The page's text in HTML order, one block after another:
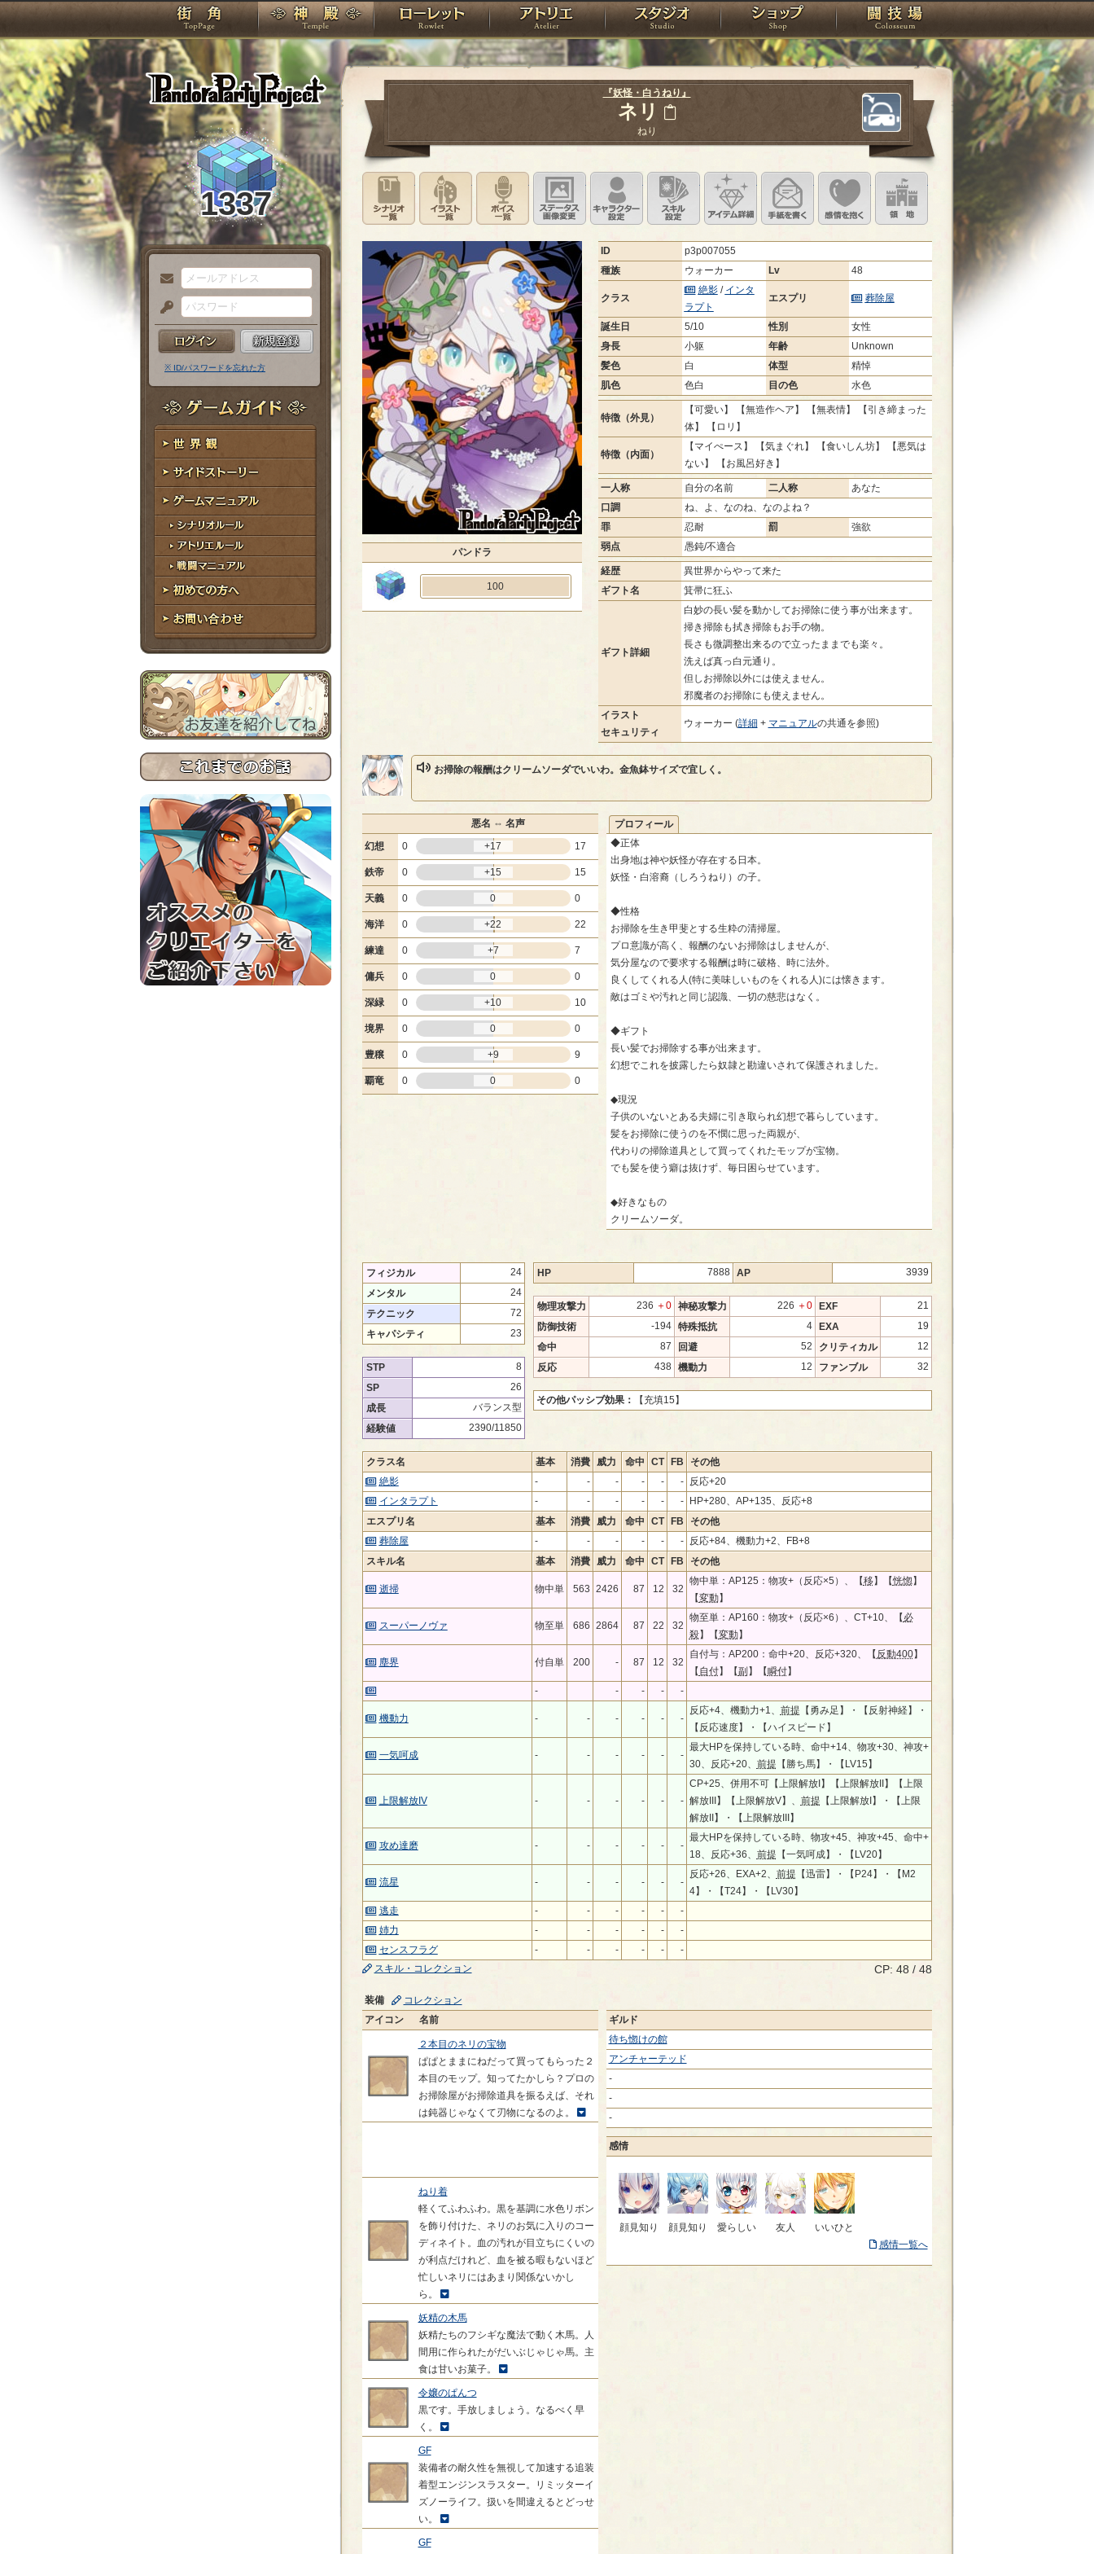
PandoraPartyProject
TOP 神殿 ローレット アトリエ スタジオ ショップ 闘技場
1337
メ
ー
ル
ア
ド
レ
ス
パ
ス
ー
ド
※ ID/パスワードを忘れた方
ゲームガイド
世界観
サイドストーリー
ゲームマニュアル
シナリオルール
アトリエルール
戦闘マニュアル
初めての方へ
お問い合わせ
『妖怪・白うねり』
ネリ
ねり
シナリオ一覧イラスト一覧ボイス一覧 ステータス画像変更キャラクター設定
スキル設定 アイテム詳細手紙を書く このキャラクターに感情を抱く
パンドラ
100
ID
p3p007055
種族
ウォーカー Lv 48
クラス
絶影/ インタ
ラプト
エスプリ 葬除屋
誕生日 5/10 性別
女性
身長
小躯 年齢
Unknown
髪色
白 体型
精悼
肌色
色白 目の色 水色
特徴（外見）
【可愛い】 【無造作ヘア】 【無表情】 【引き締まった
体】 【ロリ】
特徴（内面）
【マイぺース】 【気まぐれ】 【食いしん坊】 【悪気は
ない】 【お風呂好き】
一人称 自分の名前 二人称
あなた
口調
ね、よ、なのね、なのよね？
罪
忍耐 罰
強欲
弱点
愚鈍/不適合
経歴
異世界からやって来た
ギフト名
箕帚に狂ふ
ギフト詳細
白妙の長い髪を動かしてお掃除に使う事が出来ます。
掃き掃除も拭き掃除もお手の物。
長さも微調整出来るので立ったままでも楽々。
洗えば真っ白元通り。
但しお掃除以外には使えません。
邪魔者のお掃除にも使えません。
イラスト
セキュリティ
ウォーカー (詳細 + マニュアルの共通を参照)
お掃除の報酬はクリームソーダでいいわ。金魚鉢サイズで宜しく。
悪名 ⇔ 名声
幻想
0 +17 17
鉄帝 0 +15 15
天義 0 0 0
海洋 0 +22 22
練達 0 +7 7
傭兵 0 0 0
深緑 0 +10 10
境界 0 0 0
豊穣 0 +9 9
覇竜 0 0 0
プロフィール
◆正体
出身地は神や妖怪が存在する日本。
妖怪・白溶裔（しろうねり）の子。
◆性格
お掃除を生き甲斐とする生粋の清掃屋。
プロ意識が高く、報酬のないお掃除はしませんが、
気分屋なので要求する報酬は時に破格、時に法外。
良くしてくれる人(特に美味しいものをくれる人)には懐きます。
敵はゴミや汚れと同じ認識、一切の慈悲はなく。
◆ギフト
長い髪でお掃除する事が出来ます。
幻想でこれを披露したら奴隷と勘違いされて保護されました。
◆現況
子供のいないとある夫婦に引き取られ幻想で暮らしています。
髪をお掃除に使うのを不憫に思った両親が、
代わりの掃除道具として買ってくれたモップが宝物。
でも髪を使う癖は抜けず、毎日困らせています。
◆好きなもの
クリームソーダ。
フィジカル
24
メンタル
24
テクニック
72
キャパシティ
23
STP
8
SP
26
成長
バランス型
経験値
2390/11850
HP 7888 AP 3939
物理攻撃力 236 ＋0 神秘攻撃力 226 ＋0 EXF
21
防御技術
-194 特殊抵抗 4 EXA
19
命中
87 回避 52 クリティカル
12
反応
438 機動力 12 ファンブル 32
その他パッシブ効果： 【充填15】
クラス名 基本 消費 威力 命中 CT FB
その他
絶影
- - - - - -
反応+20
インタラプト
- - - - - -
HP+280、AP+135、反応+8
エスプリ名
基本 消費 威力 命中 CT FB
その他
葬除屋
- - - - - -
反応+84、機動力+2、FB+8
スキル名
基本 消費 威力 命中 CT FB その他
逝掃 物中単 563 2426 87 12 32
物中単：AP125：物攻+（反応×5）、【移】【恍惚】
【変動】
スーパーノヴァ 物至単 686 2864 87 22 32
物至単：AP160：物攻+（反応×6）、CT+10、【 必
殺】【変動】
塵界 付自単 200 - 87 12 32
自付与：AP200：命中+20、反応+320、【 反動400】
【 自付】【副 】【瞬付】
-
- - - -
機動力 - - - - - -
反応+4、機動力+1、 前提 【勇み足】・【反射神経】・
【反応速度】・【ハイスピード】
一気呵成 - - - - - -
最大HPを保持している時、命中+14、物攻+30、神攻+
30、反応+20、 前提 【勝ち馬】・【LV15】
上限解放IV - - - - - -
CP+25、併用不可【上限解放I】【上限解放II】【上限
解放III】【上限解放V】、 前提 【上限解放I】・【上限
解放II】・【上限解放III】
攻め達磨 - - - - - -
最大HPを保持している時、物攻+45、神攻+45、命中+
18、反応+36、 前提 【一気呵成】・【LV20】
流星 - - - - - -
反応+26、EXA+2、 前提 【迅雷】・【P24】・【M2
4】・【T24】・【LV30】
逃走
- - - - -
-
姉力
- - - - -
-
センスフラグ
- - - - -
-
スキル・コレクション
CP: 48 / 48
装備
コレクション
アイコン
名前
２本目のネリの宝物
ぱぱとままにねだって買ってもらった２
本目のモップ。知ってたかしら？プロの
お掃除屋がお掃除道具を振るえば、それ
は鈍器じゃなくて刃物になるのよ。
ねり着
軽くてふわふわ。黒を基調に水色リボン
を飾り付けた、ネリのお気に入りのコー
ディネイト。血の汚れが目立ちにくいの
が利点だけれど、血を被る暇もないほど
忙しいネリにはあまり関係ないかし
ら。
妖精の木馬
妖精たちのフシギな魔法で動く木馬。人
間用に作られたがだいぶじゃじゃ馬。主
食は甘いお菓子。
令嬢のぱんつ
黒です。手放しましょう。なるべく早
く。
GF
装備者の耐久性を無視して加速する追装
着型エンジンスラスター。リミッターイ
ズノーライフ。扱いを間違えるとどっせ
い。
GF
ギルド
待ち惚けの館
アンチャーテッド
-
-
-
感情
顔見知り 顔見知り 愛らしい 友人
いいひと
感情一覧へ